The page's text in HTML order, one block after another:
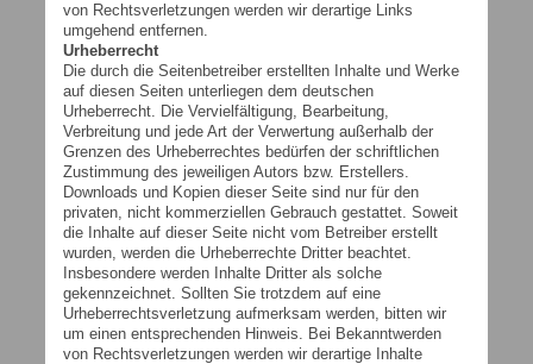
von Rechtsverletzungen werden wir derartige Links
umgehend entfernen.
Urheberrecht
Die durch die Seitenbetreiber erstellten Inhalte und Werke
auf diesen Seiten unterliegen dem deutschen
Urheberrecht. Die Vervielfältigung, Bearbeitung,
Verbreitung und jede Art der Verwertung außerhalb der
Grenzen des Urheberrechtes bedürfen der schriftlichen
Zustimmung des jeweiligen Autors bzw. Erstellers.
Downloads und Kopien dieser Seite sind nur für den
privaten, nicht kommerziellen Gebrauch gestattet. Soweit
die Inhalte auf dieser Seite nicht vom Betreiber erstellt
wurden, werden die Urheberrechte Dritter beachtet.
Insbesondere werden Inhalte Dritter als solche
gekennzeichnet. Sollten Sie trotzdem auf eine
Urheberrechtsverletzung aufmerksam werden, bitten wir
um einen entsprechenden Hinweis. Bei Bekanntwerden
von Rechtsverletzungen werden wir derartige Inhalte